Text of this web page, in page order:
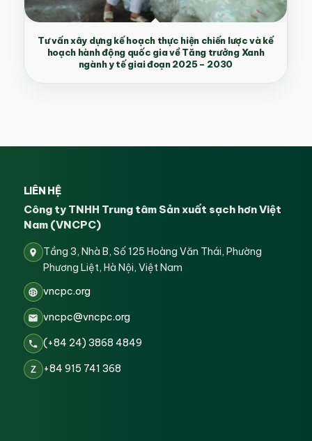
Tư vấn xây dựng kế hoạch thực hiện chiến lược và kế
hoạch hành động quốc gia về Tăng trưởng Xanh
ngành y tế giai đoạn 2025 – 2030
LIÊN HỆ
Công ty TNHH Trung tâm Sản xuất sạch hơn Việt
Nam (VNCPC)
Tầng 3, Nhà B, Số 125 Hoàng Văn Thái, Phường
Phương Liệt, Hà Nội, Việt Nam
vncpc.org
vncpc@vncpc.org
(+84 24) 3868 4849
Z +84 915 741 368